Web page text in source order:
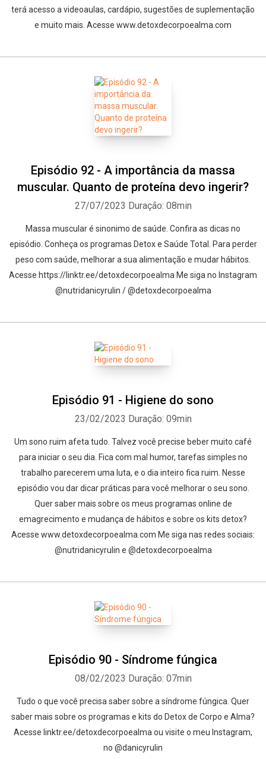
terá acesso a videoaulas, cardápio, sugestões de suplementação
e muito mais. Acesse www.detoxdecorpoealma.com
Episódio 92 - A importância da massa
muscular. Quanto de proteína devo ingerir?
27/07/2023 Duração: 08min
Massa muscular é sinonimo de saúde. Confira as dicas no
episódio. Conheça os programas Detox e Saúde Total. Para perder
peso com saúde, melhorar a sua alimentação e mudar hábitos.
Acesse https://linktr.ee/detoxdecorpoealma Me siga no Instagram
@nutridanicyrulin / @detoxdecorpoealma
Episódio 91 - Higiene do sono
23/02/2023 Duração: 09min
Um sono ruim afeta tudo. Talvez você precise beber muito café
para iniciar o seu dia. Fica com mal humor, tarefas simples no
trabalho parecerem uma luta, e o dia inteiro fica ruim. Nesse
episódio vou dar dicar práticas para você melhorar o seu sono.
Quer saber mais sobre os meus programas online de
emagrecimento e mudança de hábitos e sobre os kits detox?
Acesse www.detoxdecorpoealma.com Me siga nas redes sociais:
@nutridanicyrulin e @detoxdecorpoealma
Episódio 90 - Síndrome fúngica
08/02/2023 Duração: 07min
Tudo o que você precisa saber sobre a síndrome fúngica. Quer
saber mais sobre os programas e kits do Detox de Corpo e Alma?
Acesse linktr.ee/detoxdecorpoealma ou visite o meu Instagram,
no @danicyrulin